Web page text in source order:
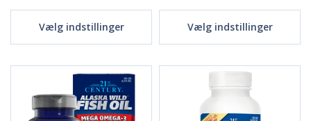
Vælg indstillinger Vælg indstillinger